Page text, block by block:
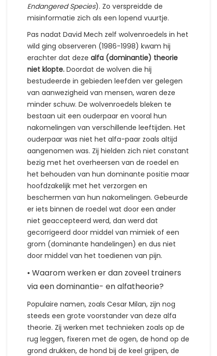
Endangered Species). Zo verspreidde de
misinformatie zich als een lopend vuurtje.
Pas nadat David Mech zelf wolvenroedels in het
wild ging observeren (1986-1998) kwam hij
erachter dat deze alfa (dominantie) theorie
niet klopte. Doordat de wolven die hij
bestudeerde in gebieden leefden ver gelegen
van aanwezigheid van mensen, waren deze
minder schuw. De wolvenroedels bleken te
bestaan uit een ouderpaar en vooral hun
nakomelingen van verschillende leeftijden. Het
ouderpaar was niet het alfa-paar zoals altijd
aangenomen was. Zij hielden zich niet constant
bezig met het overheersen van de roedel en
het behouden van hun dominante positie maar
hoofdzakelijk met het verzorgen en
beschermen van hun nakomelingen. Gebeurde
er iets binnen de roedel wat door een ander
niet geaccepteerd werd, dan werd dat
gecorrigeerd door middel van mimiek of een
grom (dominante handelingen) en dus niet
door middel van het toedienen van pijn.
• Waarom werken er dan zoveel trainers
via een dominantie- en alfatheorie?
Populaire namen, zoals Cesar Milan, zijn nog
steeds een grote voorstander van deze alfa
theorie. Zij werken met technieken zoals op de
rug leggen, fixeren met de ogen, de hond op de
grond drukken, de hond bij de keel grijpen, de